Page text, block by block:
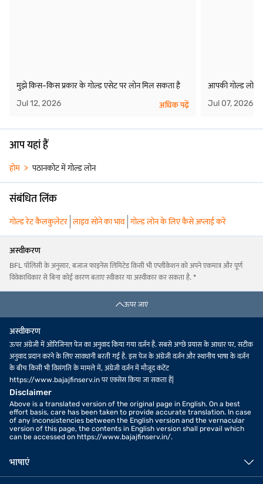
मुझे किस-किस प्रकार के गोल्ड एसेट पर लोन मिल सकता है
Jul 12, 2026
अधिक पढ़ें
आपकी गोल्ड लोन
Jul 07, 2026
आप यहां हैं
होम पठानकोट में गोल्ड लोन
संबंधित लिंक
गोल्ड रेट कैलकुलेटर लाइव सोने का भाव गोल्ड लोन के लिए कैसे अप्लाई करें
अस्वीकरण
BFL पॉलिसी के अनुसार, बजाज फाइनेंस लिमिटेड किसी भी एप्लीकेशन को अपने एकमात्र और पूर्ण
विवेकाधिकार से बिना कोई कारण बताए स्वीकार या अस्वीकार कर सकता है. *
ऊपर जाएं
अस्वीकरण
ऊपर अंग्रेजी में ओरिजिनल पेज का अनुवाद किया गया वर्ज़न है. सबसे अच्छे प्रयास के आधार पर, सटीक
अनुवाद प्रदान करने के लिए सावधानी बरती गई है. इस पेज के अंग्रेजी वर्ज़न और स्थानीय भाषा के वर्ज़न
के बीच किसी भी विसंगति के मामले में, अंग्रेजी वर्ज़न में मौजूद कंटेंट
https://www.bajajfinserv.in पर एक्सेस किया जा सकता है|
Disclaimer
Above is a translated version of the original page in English. On a best
effort basis, care has been taken to provide accurate translation. In case
of any inconsistencies between the English version and the vernacular
version of this page, the contents in English version shall prevail which
can be accessed on https://www.bajajfinserv.in/.
भाषाएं